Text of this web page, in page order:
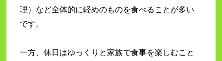
理）など全体的に軽めのものを食べることが多い
です。
一方、休日はゆっくりと家族で食事を楽しむこと